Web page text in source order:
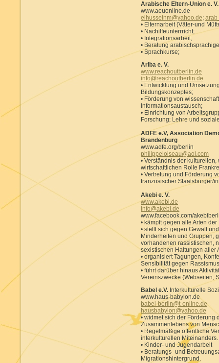
Arabische Eltern-Union e. V.
www.aeuonline.de
elhusseinm@yahoo.de;
• Elternarbeit (Väter-und
• Nachilfeunterrricht;
• Integrationsarbeit;
• Beratung
• Sprachkurse;
Ariba e. V.
www.reachoutberlin.de
info@reachoutberlin.de
• Entwicklung und
Bildungskonzeptes;
• Förderung von
Informationsaustausch;
• Einrichtung von
Forschung; Lehre und
ADFE e.V, Association
Brandenburg
www.adfe.org/berlin
philippeloiseau@aol.com
• Verständnis der
wirtschaftlichen Rolle
• Vertretung und Förderung
französischer Staatsbürger/
Akebi e. V.
www.akebi.de
info@akebi.de
www.facebook.com/
• kämpft gegen alle Arten
• stellt sich gegen Gewalt
Minderheiten und Gruppen,
vorhandenen rassistischen,
sexistischen Haltungen aller
• organisiert Tagungen,
Sensibilität gegen
• führt darüber hinaus
Vereinszwecke (Webseiten,
Babel e.V. Interkulturelle
www.haus-babylon.de
babel-berlin@t-online.de
hausbabylon@yahoo.de
• widmet sich der
Zusammenlebens von
• Regelmäßige öffentliche
interkulturellen Miteinanders.
• Kinder- und Jugendarbeit
• Beratungs- und
Migrationshintergrund.